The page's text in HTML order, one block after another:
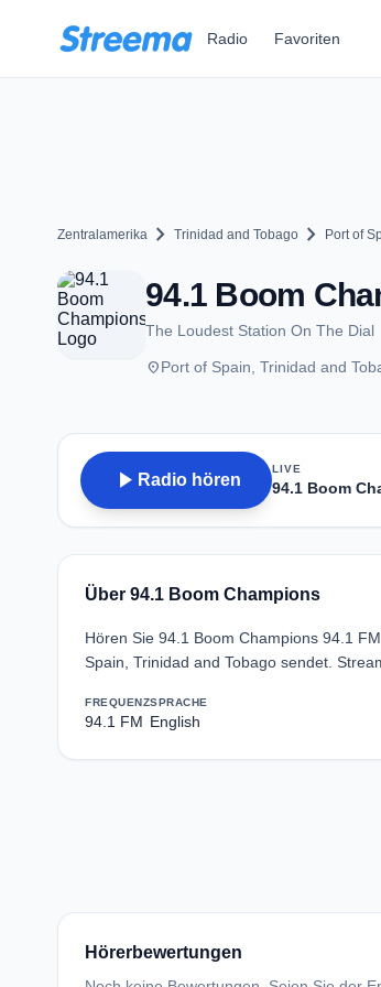
Radio Favoriten
Zentralamerika chevron_right Trinidad and Tobago chevron_right Port of
94.1 Boom
The Loudest Station On The Dial
placePort of Spain, Trinidad and
play_arrow Radio hören
LIVE
94.1 Boom
Über 94.1 Boom Champions
Hören Sie 94.1 Boom Champions 94.1
Spain, Trinidad and Tobago sendet.
FREQUENZ
94.1 FM
SPRACHE
English
Hörerbewertungen